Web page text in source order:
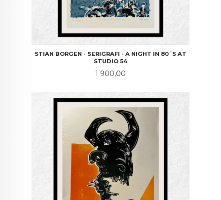
STIAN BORGEN - SERIGRAFI - A NIGHT IN 80´S AT
STUDIO 54
Pris
1 900,00